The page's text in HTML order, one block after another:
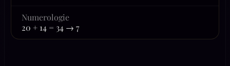
Numerologie
20 + 14 = 34 → 7